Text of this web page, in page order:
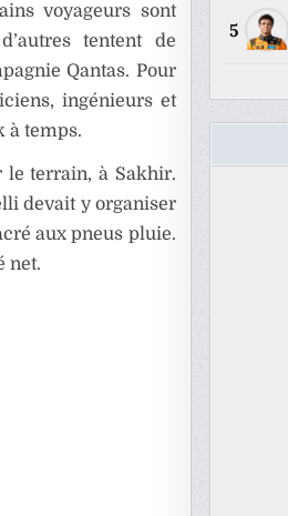
voyageurs sont
tentent de
Qantas. Pour
ingénieurs et
à temps.
le terrain, à Sakhir.
devait y organiser
aux pneus pluie.
net.
5